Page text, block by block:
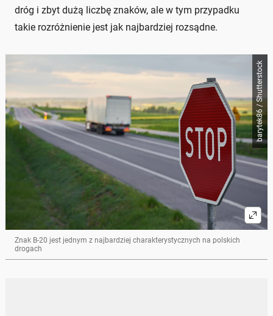
dróg i zbyt dużą liczbę znaków, ale w tym przypadku
takie rozróżnienie jest jak najbardziej rozsądne.
barytek86 / Shutterstock
Znak B-20 jest jednym z najbardziej charakterystycznych na polskich
drogach